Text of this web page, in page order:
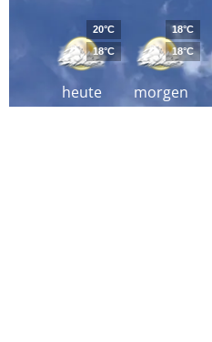
heute
20°C
18°C
morgen
18°C
18°C